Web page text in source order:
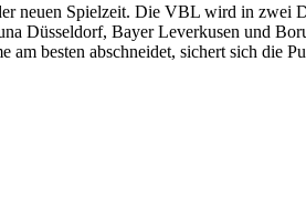
neuen Spielzeit. Die VBL wird in zwei
Düsseldorf, Bayer ­Leverkusen und
besten abschneidet, sichert sich die